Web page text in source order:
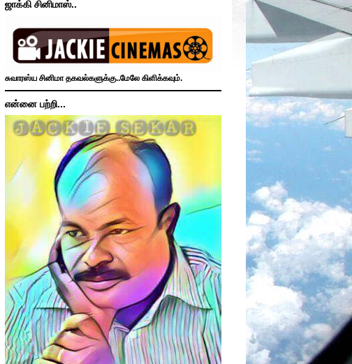
ஜாக்கி சினிமாஸ்..
சுவாரஸ்ய சினிமா தகவல்களுக்கு..மேலே கிளிக்கவும்.
என்னை பற்றி...